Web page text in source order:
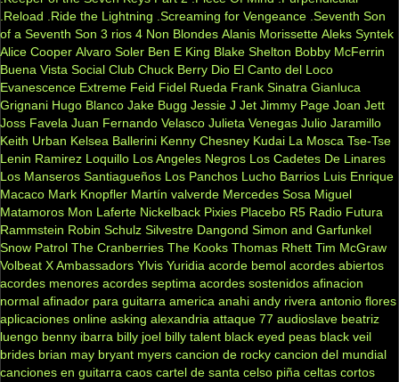
.Reload
.Ride the Lightning .Screaming for Vengeance .Seventh Son
of a Seventh Son 3 rios 4 Non Blondes Alanis Morissette Aleks Syntek
Alice Cooper Alvaro Soler Ben E King Blake Shelton Bobby McFerrin
Buena Vista Social Club Chuck Berry Dio El Canto del Loco
Evanescence Extreme Feid Fidel Rueda Frank Sinatra Gianluca
Grignani Hugo Blanco Jake Bugg Jessie J Jet Jimmy Page Joan Jett
Joss Favela Juan Fernando Velasco Julieta Venegas Julio Jaramillo
Keith Urban Kelsea Ballerini Kenny Chesney Kudai La Mosca Tse-Tse
Lenin Ramirez Loquillo Los Angeles Negros Los Cadetes De Linares
Los Manseros Santiagueños Los Panchos Lucho Barrios Luis Enrique
Macaco Mark Knopfler Martín valverde Mercedes Sosa Miguel
Matamoros Mon Laferte Nickelback Pixies Placebo R5 Radio Futura
Rammstein Robin Schulz Silvestre Dangond Simon and Garfunkel
Snow Patrol The Cranberries The Kooks Thomas Rhett Tim McGraw
Volbeat X Ambassadors Ylvis Yuridia acorde bemol acordes abiertos
acordes menores acordes septima acordes sostenidos afinacion
normal afinador para guitarra america anahi andy rivera antonio flores
aplicaciones online asking alexandria attaque 77 audioslave beatriz
luengo benny ibarra billy joel billy talent black eyed peas black veil
brides brian may bryant myers cancion de rocky cancion del mundial
canciones en guitarra caos cartel de santa celso piña celtas cortos